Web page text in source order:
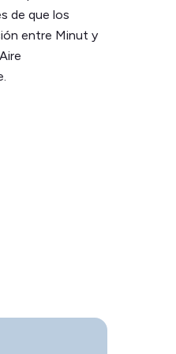
de que los
entre Minut y